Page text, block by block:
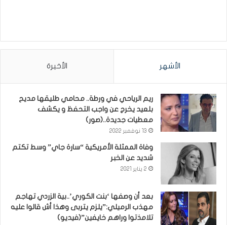
الأشهر الأخيرة
ريم الرياحي في ورطة.. محامي طليقها مديح
بلعيد يخرج عن واجب التحفظ و يكشف
معطيات جديدة..(صور)
13 نوفمبر 2022
وفاة الممثلة الأمريكية “سارة جاي” وسط تكتم
شديد عن الخبر
2 يناير 2021
بعد أن وصفها ‘بنت الكوري’..بية الزردي تهاجم
مهذب الرميلي:”يلزم يتربى وهذا أش قالوا عليه
تلامذتوا وراهم خايفين”(فيديو)